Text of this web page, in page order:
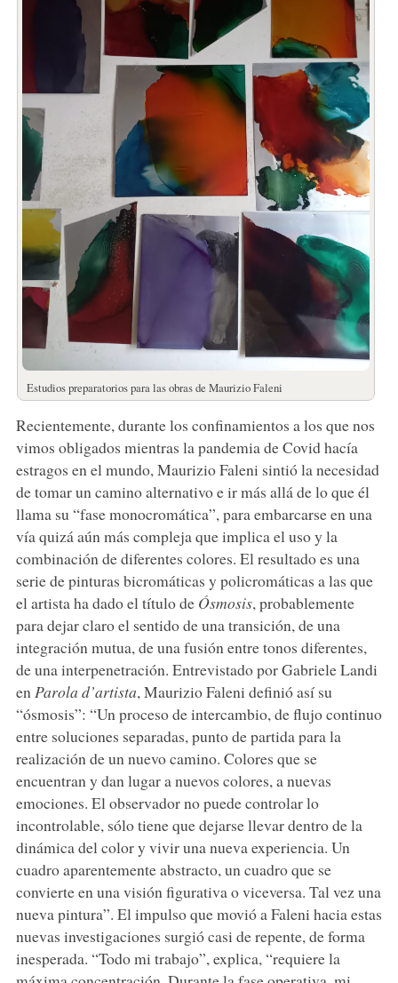
Estudios preparatorios para las obras de Maurizio Faleni
Recientemente, durante los confinamientos a los que nos
vimos obligados mientras la pandemia de Covid hacía
estragos en el mundo, Maurizio Faleni sintió la necesidad
de tomar un camino alternativo e ir más allá de lo que él
llama su “fase monocromática”, para embarcarse en una
vía quizá aún más compleja que implica el uso y la
combinación de diferentes colores. El resultado es una
serie de pinturas bicromáticas y policromáticas a las que
el artista ha dado el título de Ósmosis, probablemente
para dejar claro el sentido de una transición, de una
integración mutua, de una fusión entre tonos diferentes,
de una interpenetración. Entrevistado por Gabriele Landi
enParola d’artista, Maurizio Faleni definió así su
“ósmosis”: “Un proceso de intercambio, de flujo continuo
entre soluciones separadas, punto de partida para la
realización de un nuevo camino. Colores que se
encuentran y dan lugar a nuevos colores, a nuevas
emociones. El observador no puede controlar lo
incontrolable, sólo tiene que dejarse llevar dentro de la
dinámica del color y vivir una nueva experiencia. Un
cuadro aparentemente abstracto, un cuadro que se
convierte en una visión figurativa o viceversa. Tal vez una
nueva pintura”. El impulso que movió a Faleni hacia estas
nuevas investigaciones surgió casi de repente, de forma
inesperada. “Todo mi trabajo”, explica, “requiere la